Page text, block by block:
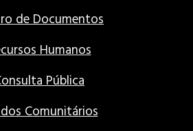
de Documentos
Humanos
Pública
Comunitários